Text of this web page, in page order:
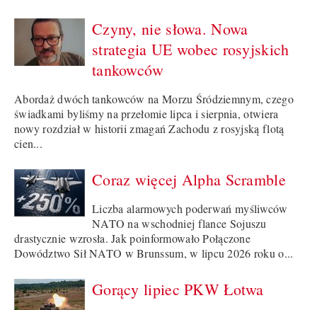
Czyny, nie słowa. Nowa
strategia UE wobec rosyjskich
tankowców
Abordaż dwóch tankowców na Morzu Śródziemnym, czego
świadkami byliśmy na przełomie lipca i sierpnia, otwiera
nowy rozdział w historii zmagań Zachodu z rosyjską flotą
cien...
Coraz więcej Alpha Scramble
Liczba alarmowych poderwań myśliwców
NATO na wschodniej flance Sojuszu
drastycznie wzrosła. Jak poinformowało Połączone
Dowództwo Sił NATO w Brunssum, w lipcu 2026 roku o...
Gorący lipiec PKW Łotwa